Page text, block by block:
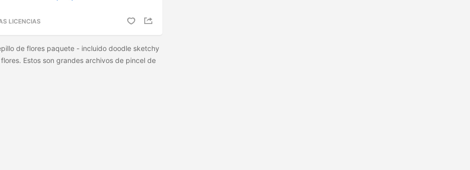
LICENCIAS
de flores paquete - incluido doodle sketchy
Estos son grandes archivos de pincel de